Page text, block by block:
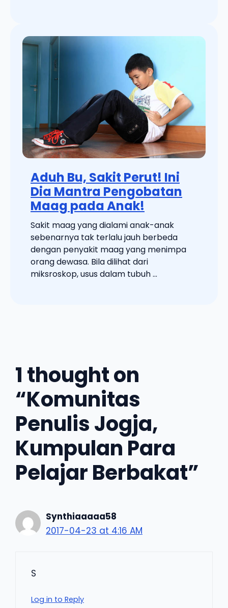
Aduh Bu, Sakit Perut! Ini
Dia Mantra Pengobatan
Maag pada Anak!
Sakit maag yang dialami anak-anak
sebenarnya tak terlalu jauh berbeda
dengan penyakit maag yang menimpa
orang dewasa. Bila dilihat dari
miksroskop, usus dalam tubuh ...
1 thought on
“Komunitas
Penulis Jogja,
Kumpulan Para
Pelajar Berbakat”
Synthiaaaaa58
2017-04-23 at 4:16 AM
S
Log in to Reply